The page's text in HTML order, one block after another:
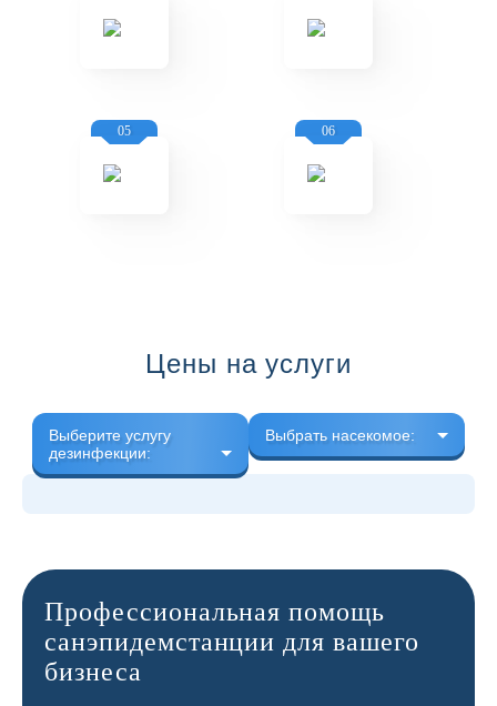
05 06
Цены на услуги
Выберите услугу
дезинфекции:
Выбрать насекомое:
Профессиональная помощь
санэпидемстанции для вашего
бизнеса